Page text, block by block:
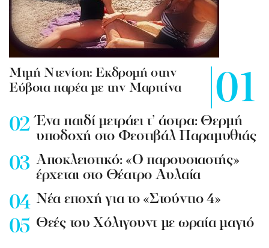
Mιμή Ντενίση: Εκδρομή στην
Εύβοια παρέα με την Μαριτίνα
Ένα παιδί μετράει τ’ άστρα: Θερμή
υποδοχή στο Φεστιβάλ Παραμυθιάς
Aποκλειστικό: «Ο παρουσιαστής»
έρχεται στο Θέατρο Αυλαία
Nέα εποχή για το «Στούντιο 4»
Θεές του Χόλιγουντ με ωραία μαγιό